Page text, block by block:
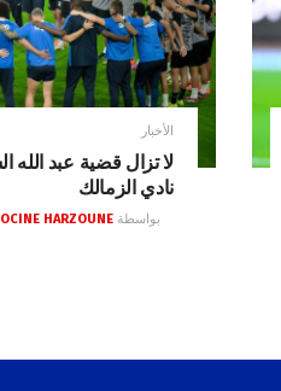
الأخبار
لا تزال قضية عبد الله
نادي الزمالك
بواسطة HARZOUNE